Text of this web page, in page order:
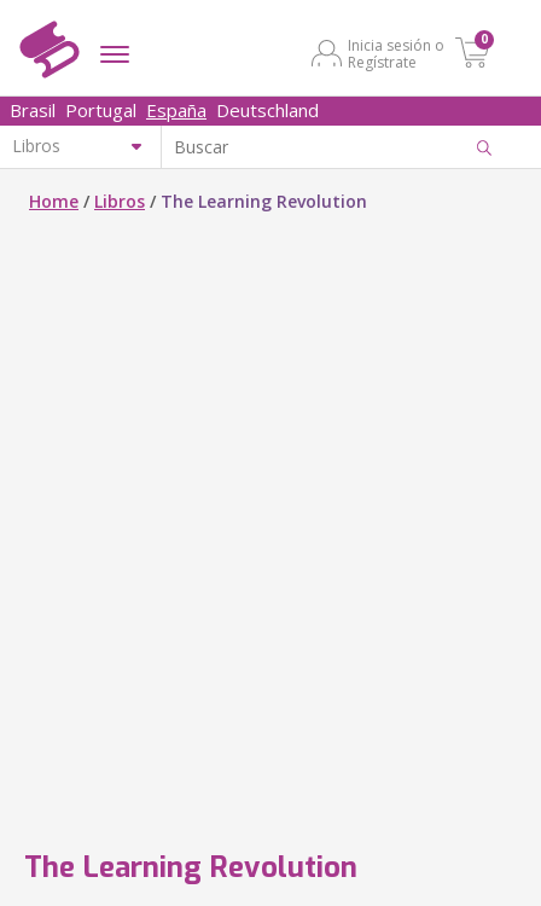
Inicia sesión o
Regístrate
0
Brasil Portugal España Deutschland
Home / Libros / The Learning Revolution
The Learning Revolution